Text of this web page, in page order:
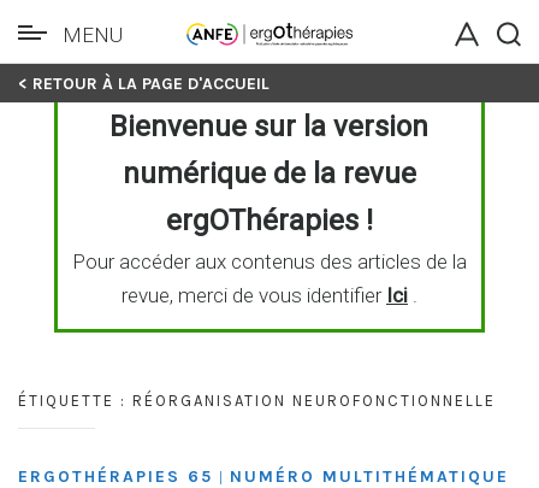
Skip
MENU
< RETOUR À LA PAGE D'ACCUEIL
Bienvenue sur la version
numérique de la revue
ergOThérapies !
Pour accéder aux contenus des articles de la
revue, merci de vous identifier Ici.
ÉTIQUETTE : RÉORGANISATION NEUROFONCTIONNELLE
ERGOTHÉRAPIES 65 | NUMÉRO MULTITHÉMATIQUE